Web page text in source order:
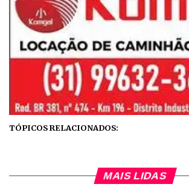
TÓPICOS RELACIONADOS:
MAIS LIDAS